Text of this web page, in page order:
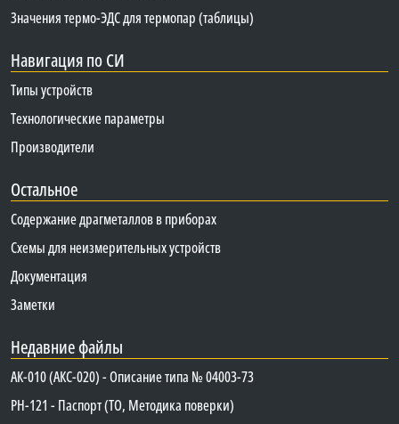
Значения термо-ЭДС для термопар (таблицы)
Навигация по СИ
Типы устройств
Технологические параметры
Производители
Остальное
Содержание драгметаллов в приборах
Схемы для неизмерительных устройств
Документация
Заметки
Недавние файлы
АК-010 (АКС-020) - Описание типа № 04003-73
PH-121 - Паспорт (ТО, Методика поверки)